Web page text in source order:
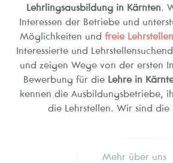
Lehrlingsausbildung in Kärnten.
Interessen der Betriebe und
Möglichkeiten und freie Lehrstellen
Interessierte und
und zeigen Wege von der ersten
Bewerbung für die Lehre in
kennen die Ausbildungsbetriebe,
die Lehrstellen. Wir sind die
Mehr über uns